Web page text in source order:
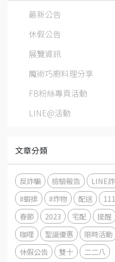
最新公告
休假公告
展覽資訊
魔術巧廚料理分享
FB粉絲專頁活動
LINE@活動
文章分類
反詐騙 檢驗報告 LINE
#蝦排
#炸物 配送
春節
2023 宅配 提醒
咖哩
聖誕優惠 限時活動
休假公告
雙十 二二八